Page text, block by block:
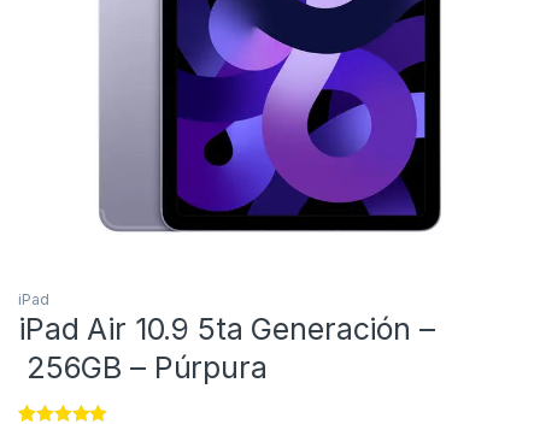
iPad
iPad Air 10.9 5ta Generación –
256GB – Púrpura